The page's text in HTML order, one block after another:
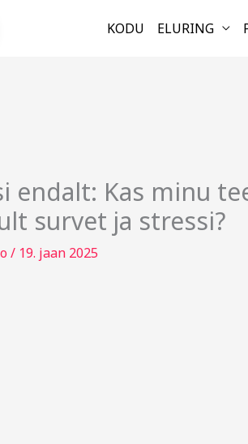
KODU ELURING
endalt: Kas minu
survet ja stressi?
/ 19. jaan 2025